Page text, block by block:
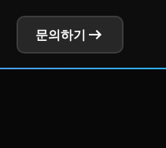
문의하기
가격 확인하기